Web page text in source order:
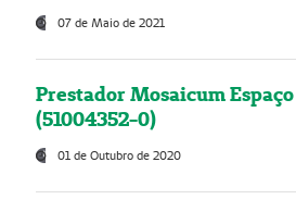
07 de Maio de 2021
Prestador Mosaicum
(51004352-0)
01 de Outubro de 2020